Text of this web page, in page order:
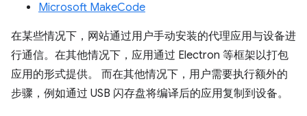
Microsoft MakeCode
在某些情况下，网站通过用户手动安装的代理应用与设备进
行通信。在其他情况下，应用通过 Electron 等框架以打包
应用的形式提供。 而在其他情况下，用户需要执行额外的
步骤，例如通过 USB 闪存盘将编译后的应用复制到设备。